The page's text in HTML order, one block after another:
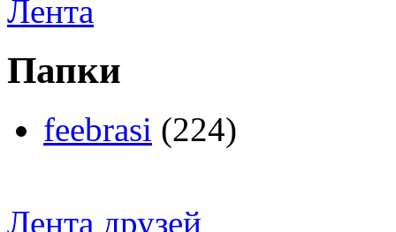
Лента
Папки
feebrasi (224)
Лента друзей